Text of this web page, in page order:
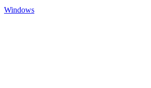
Windows